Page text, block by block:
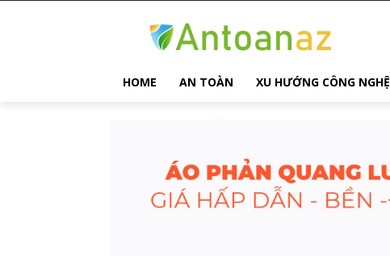
HOME AN TOÀN XU HƯỚNG CÔNG NGHỆ